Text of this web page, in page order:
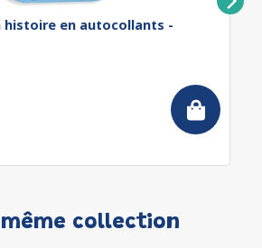
histoire en autocollants -
collection